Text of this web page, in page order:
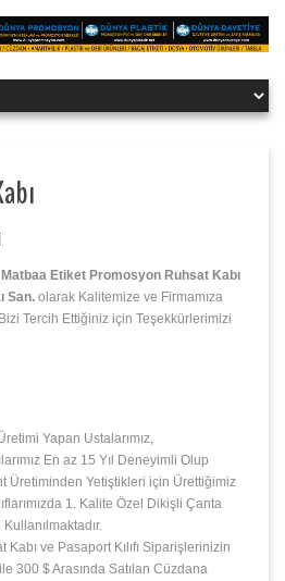
Etiket Promosyon Ruhsat Kabı
San. olarak Kalitemize ve Firmamıza
Tercih Ettiğiniz için Teşekkürlerimizi
Yapan Ustalarımız,
En az 15 Yıl Deneyimli Olup
Üretiminden Yetiştikleri için Ürettiğimiz
1. Kalite Özel Dikişli Çanta
ve Pasaport Kılıfı Siparişlerinizin
300 $ Arasında Satılan Cüzdana